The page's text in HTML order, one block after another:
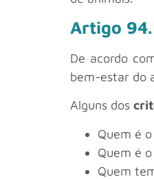
Artigo
De acordo
bem-estar do
Alguns dos
Quem é
Quem é
Quem